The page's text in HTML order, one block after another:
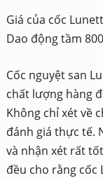
Giá của cốc
Dao động tầm
Cốc nguyệt san
chất lượng hàng
Không chỉ xét về
đánh giá thực tế.
và nhận xét rất
đều cho rằng cốc